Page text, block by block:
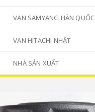
VAN SAMYANG HÀN QUỐC
VAN HITACHI NHẬT
NHÀ SẢN XUẤT